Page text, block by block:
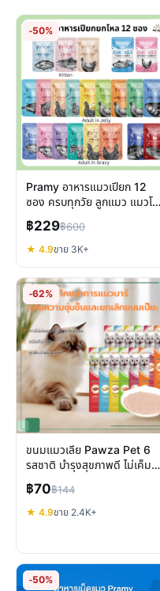
-50%
Pramy อาหารแมวเปียก 12
ซอง ครบทุกวัย ลูกแมว แมวโต
แมวสูงวัย สูตรเฉพาะ
฿229฿600
★ 4.9ขาย 3K+
-62%
ขนมแมวเลีย Pawza Pet 6
รสชาติ บำรุงสุขภาพดี ไม่เค็ม
แมวชอบ
฿70฿144
★ 4.9ขาย 2.4K+
-50%